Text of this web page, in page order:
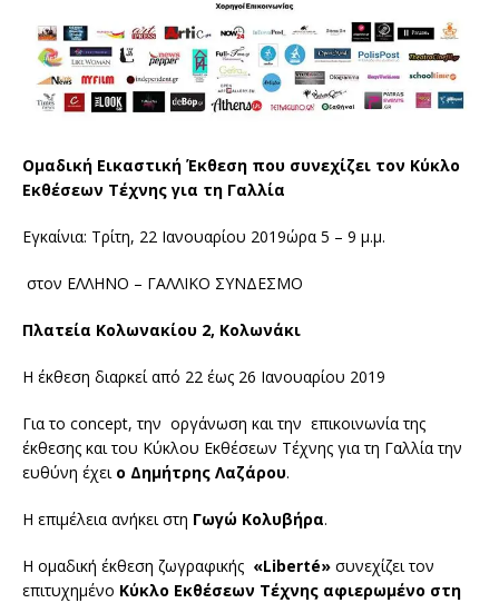
Ομαδική Εικαστική Έκθεση που συνεχίζει τον Κύκλο
Εκθέσεων Τέχνης για τη Γαλλία
Εγκαίνια: Τρίτη, 22 Ιανουαρίου 2019ώρα 5 – 9 μ.μ.
στον ΕΛΛΗΝΟ – ΓΑΛΛΙΚΟ ΣΥΝΔΕΣΜΟ
Πλατεία Κολωνακίου 2, Κολωνάκι
Η έκθεση διαρκεί από 22 έως 26 Ιανουαρίου 2019
Για το concept, την οργάνωση και την επικοινωνία της
έκθεσης και του Κύκλου Εκθέσεων Τέχνης για τη Γαλλία την
ευθύνη έχει ο Δημήτρης Λαζάρου.
Η επιμέλεια ανήκει στη Γωγώ Κολυβήρα.
Η ομαδική έκθεση ζωγραφικής «Liberté» συνεχίζει τον
επιτυχημένο Κύκλο Εκθέσεων Τέχνης αφιερωμένο στη